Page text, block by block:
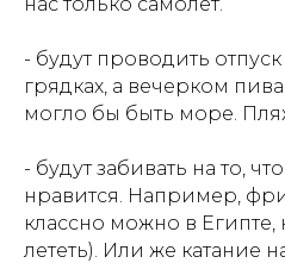
- будут проводить
грядках, а вечерком
могло бы быть море.
- будут забивать на то,
нравится. Например,
классно можно в Египте,
лететь). Или же катание